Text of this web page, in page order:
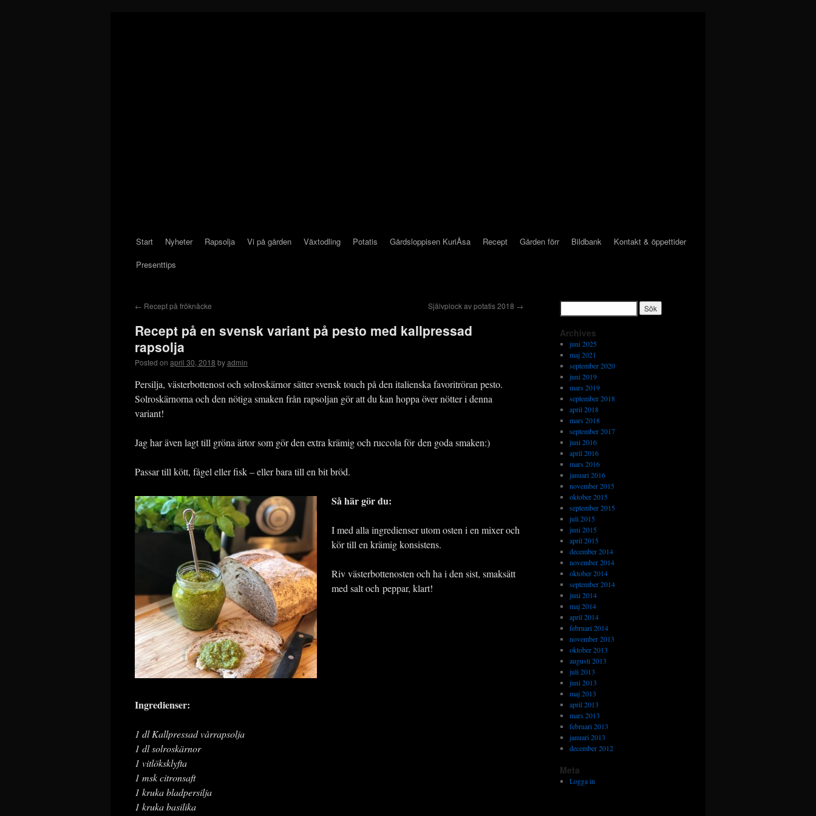
Start Nyheter Rapsolja Vi på gården Växtodling Potatis Gårdsloppisen KuriÅsa Recept Gården förr Bildbank
Kontakt & öppettider
Presenttips
← Recept på fröknäcke Självplock av potatis 2018 →
Recept på en svensk variant på pesto med kallpressad
rapsolja
Posted on april 30, 2018 byadmin
Persilja, västerbottenost och solroskärnor sätter svensk touch på den italienska favoritröran pesto.
Solroskärnorna och den nötiga smaken från rapsoljan gör att du kan hoppa över nötter i denna
variant!
Jag har även lagt till gröna ärtor som gör den extra krämig och ruccola för den goda smaken:)
Passar till kött, fågel eller fisk – eller bara till en bit bröd.
Så här gör du:
I med alla ingredienser utom osten i en mixer och
kör till en krämig konsistens.
Riv västerbottenosten och ha i den sist, smaksätt
med salt och peppar, klart!
Ingredienser:
1 dl Kallpressad vårrapsolja
1 dl solroskärnor
1 vitlöksklyfta
1 msk citronsaft
1 kruka bladpersilja
1 kruka basilika
Archives
juni 2025
maj 2021
september 2020
juni 2019
mars 2019
september 2018
april 2018
mars 2018
september 2017
juni 2016
april 2016
mars 2016
januari 2016
november 2015
oktober 2015
september 2015
juli 2015
juni 2015
april 2015
december 2014
november 2014
oktober 2014
september 2014
juni 2014
maj 2014
april 2014
februari 2014
november 2013
oktober 2013
augusti 2013
juli 2013
juni 2013
maj 2013
april 2013
mars 2013
februari 2013
januari 2013
december 2012
Meta
Logga in